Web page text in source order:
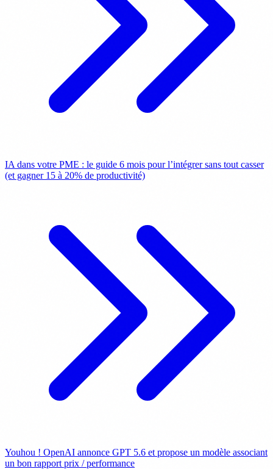
IA dans votre PME : le guide 6 mois pour l’intégrer sans tout casser
(et gagner 15 à 20% de productivité)
Youhou ! OpenAI annonce GPT 5.6 et propose un modèle associant
un bon rapport prix / performance